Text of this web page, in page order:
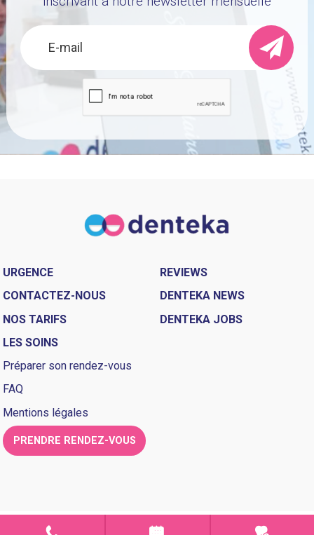
URGENCE
CONTACTEZ-NOUS
NOS TARIFS
LES SOINS
REVIEWS
DENTEKA NEWS
DENTEKA JOBS
Préparer son rendez-vous
FAQ
Mentions légales
PRENDRE RENDEZ-VOUS